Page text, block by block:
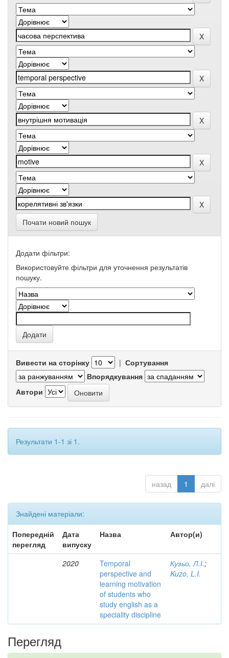
Почати новий пошук
Додати фільтри:
Використовуйте фільтри для уточнення результатів
пошуку.
Вивести на сторінку | Сортування
Впорядкування
Автори
Результати 1-1 зі 1.
назад 1 далі
Знайдені матеріали:
Попередній
перегляд
Дата
випуску
Назва Автор(и)
2020
Temporal
perspective and
learning motivation
of students who
study english as a
speciality discipline
Кузьо, Л.І.;
Kuzo, L.I.
Перегляд